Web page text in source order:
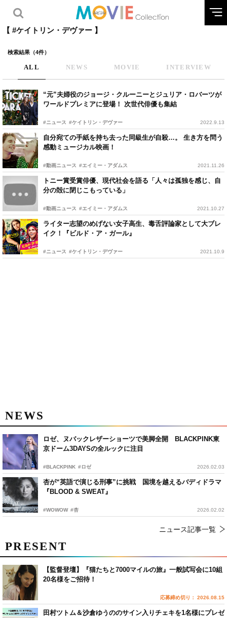
【 #ケイトリン・デヴァー 】
検索結果（4件）
ALL NEWS MOVIE INTERVIEW
“元”夫婦役のジョージ・クルーニーとジュリア・ロバーツが
ワールドプレミアに登場！ 次世代俳優も集結
#ニュース #ケイトリン・デヴァー 2022.9.13
自分宛ての手紙を持ち去った同級生が自殺…。 生き方を問う
感動ミュージカル映画！
#動画ニュース #エイミー・アダムス 2021.11.26
トニー賞受賞俳優、現代社会を語る「人々は孤独を感じ、自
分の殻に閉じこもっている」
#動画ニュース #エイミー・アダムス 2021.10.27
ライター志望のめげない女子高生、毒舌評論家として大ブレ
イク！『ビルド・ア・ガール』
#ニュース #ケイトリン・デヴァー 2021.10.9
NEWS
ロゼ、ヌバックレザーショーツで美脚全開 BLACKPINK東
京ドーム3DAYSの全ルックに注目
#BLACKPINK #ロゼ 2026.02.03
杏が“英語で演じる刑事”に挑戦 国境を越えるバディドラマ
『BLOOD & SWEAT』
#WOWOW #杏 2026.02.02
ニュース記事一覧
PRESENT
【監督登壇】『猫たちと7000マイルの旅』一般試写会に10組
20名様をご招待！
応募締め切り： 2026.08.15
田村ツトム＆沙倉ゆうののサイン入りチェキを1名様にプレゼ